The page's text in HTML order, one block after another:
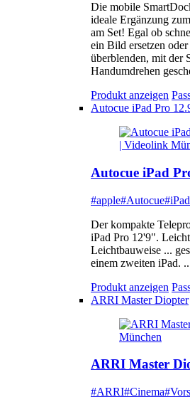
Die mobile
ideale Ergänzung
am Set! Egal ob
ein Bild ersetzen
überblenden, mit der
Handumdrehen
Produkt anzeigen
Autocue iPad Pro
Autocue iPad
#apple#Autocue#iPad
Der kompakte
iPad Pro 12'9".
Leichtbauweise ...
einem zweiten iPad.
Produkt anzeigen
ARRI Master Diopter
ARRI Master
#ARRI#Cinema